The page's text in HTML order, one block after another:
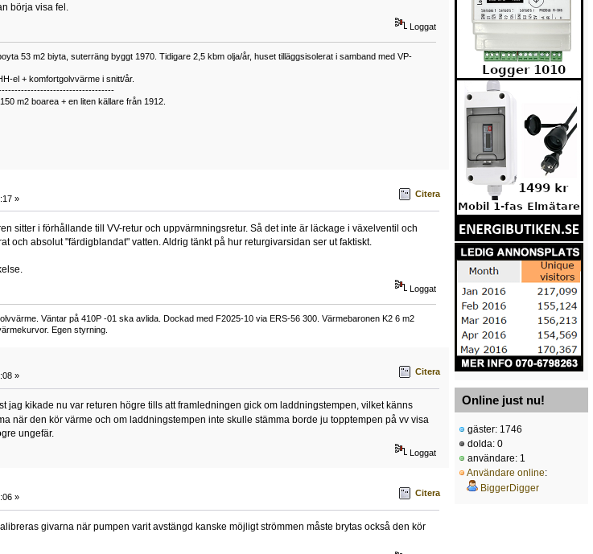
börja visa fel.
Loggat
53 m2 biyta, suterräng byggt 1970. Tidigare 2,5 kbm olja/år, huset tilläggsisolerat i samband med VP-
el + komfortgolvvärme i snitt/år.
m2 boarea + en liten källare från 1912.
» Citera
sitter i förhållande till VV-retur och uppvärmningsretur. Så det inte är läckage i växelventil och
och absolut "färdigblandat" vatten. Aldrig tänkt på hur returgivarsidan ser ut faktiskt.
Loggat
Väntar på 410P -01 ska avlida. Dockad med F2025-10 via ERS-56 300. Värmebaronen K2 6 m2
Egen styrning.
» Citera
jag kikade nu var returen högre tills att framledningen gick om laddningstempen, vilket känns
när den kör värme och om laddningstempen inte skulle stämma borde ju topptempen på vv visa
ungefär.
Loggat
» Citera
givarna när pumpen varit avstängd kanske möjligt strömmen måste brytas också den kör
Online just nu!
gäster: 1746
dolda: 0
användare: 1
Användare online:
BiggerDigger